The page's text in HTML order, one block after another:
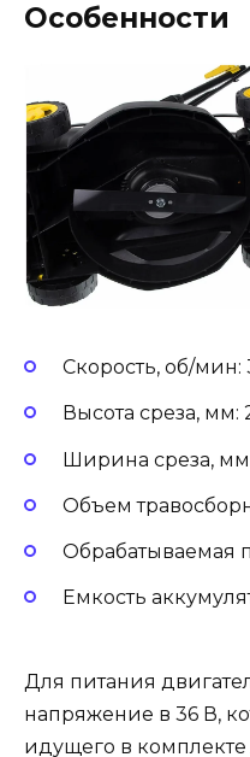
Особенности
Скорость, об/мин:
Высота среза, мм:
Ширина среза,
Объем
Обрабатываемая
Емкость
Для питания
напряжение в 36 В,
идущего в